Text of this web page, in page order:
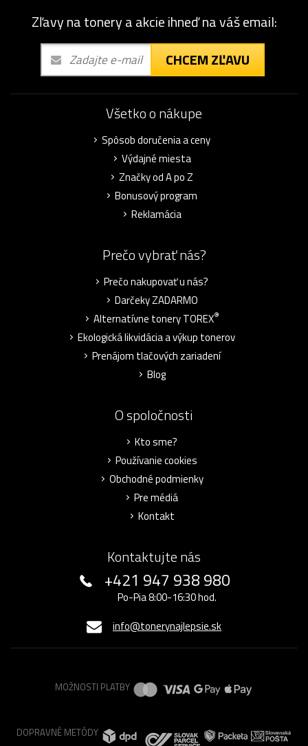
Zľavy na tonery a akcie ihneď na váš email:
CHCEM ZĽAVU
Všetko o nákupe
Spôsob doručenia a ceny
Výdajné miesta
Značky od A po Z
Bonusový program
Reklamácia
Prečo vybrať nás?
Prečo nakupovať u nás?
Darčeky ZADARMO
Alternatívne tonery TOREX®
Ekologická likvidácia a výkup tonerov
Prenájom tlačových zariadení
Blog
O spoločnosti
Kto sme?
Používanie cookies
Obchodné podmienky
Pre médiá
Kontakt
Kontaktujte nás
+421 947 938 980
Po-Pia 8:00-16:30 hod.
info@tonerynajlepsie.sk
MOŽNOSTI PLATBY
DOPRAVNÉ METÓDY